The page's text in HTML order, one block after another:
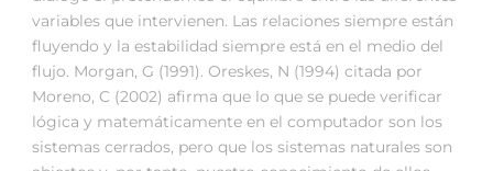
variables que intervienen. Las relaciones siempre están
fluyendo y la estabilidad siempre está en el medio del
flujo. Morgan, G (1991). Oreskes, N (1994) citada por
Moreno, C (2002) afirma que lo que se puede verificar
lógica y matemáticamente en el computador son los
sistemas cerrados, pero que los sistemas naturales son